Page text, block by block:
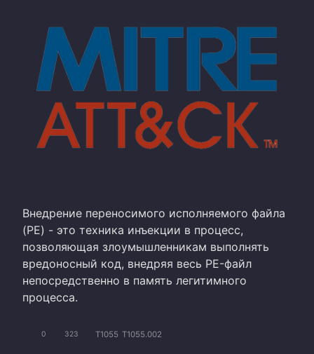
Внедрение переносимого исполняемого файла
(PE) - это техника инъекции в процесс,
позволяющая злоумышленникам выполнять
вредоносный код, внедряя весь PE-файл
непосредственно в память легитимного
процесса.
0 323 T1055 T1055.002